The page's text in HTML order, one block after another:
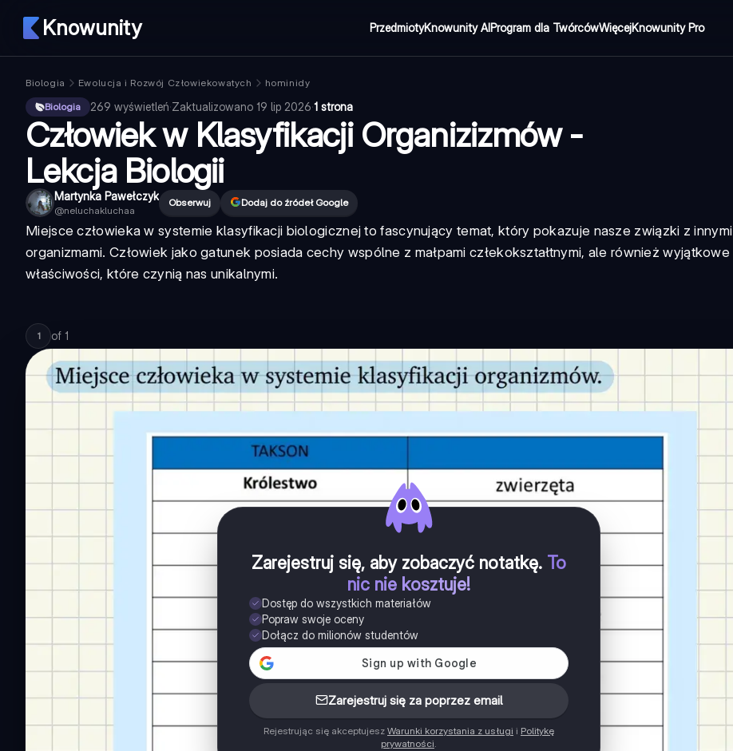
Knowunity PrzedmiotyKnowunity AIProgram dla TwórcówWięcejKnowunity Pro
Biologia Ewolucja i Rozwój Człowiekowatych
hominidy
Biologia
269 wyświetleń·Zaktualizowano 19 lip 2026·1 strona
Człowiek w Klasyfikacji Organizizmów -
Lekcja Biologii
Martynka Pawełczyk
@neluchakluchaa
Obserwuj Dodaj do źródeł Google
Miejsce człowieka w systemie klasyfikacji biologicznej to fascynujący temat, który pokazuje nasze związki z innymi
organizmami. Człowiek jako gatunek posiada cechy wspólne z małpami człekokształtnymi, ale również wyjątkowe
właściwości, które czynią nas unikalnymi.
1 of 1
Zarejestruj się, aby zobaczyć notatkę. To
nic nie kosztuje!
Dostęp do wszystkich materiałów
Popraw swoje oceny
Dołącz do milionów studentów
Zarejestruj się za poprzez email
Rejestrując się akceptujesz Warunki korzystania z usługi i Politykę
prywatności.